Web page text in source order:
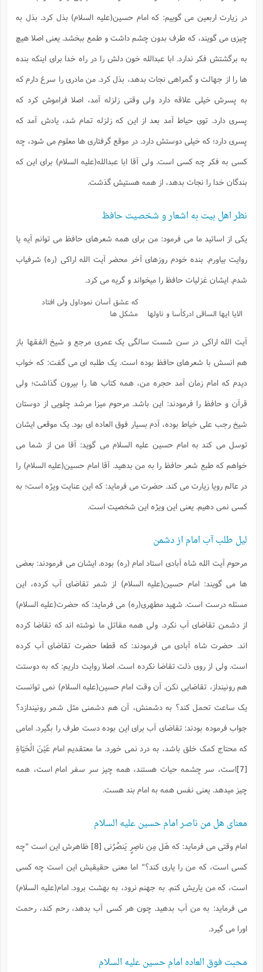
در زیارت اربعین می گوییم: که امام حسین(علیه السلام) بذل کرد. بذل به
چیزی می گویند، که طرف بدون چشم داشت و طمع ببخشد. یعنی اصلا هیچ
به برگشتش فکر ندارد. ابا عبدالله خون دلش را در راه خدا برای اینکه بنده
ها را از جهالت و گمراهی نجات بدهد، بذل کرد. من مادری را سرغ دارم که
به پسرش خیلی علاقه دارد ولی وقتی زلزله آمد، اصلا فراموش کرد که
پسری دارد. توی حیاط آمد بعد از این که زلزله تمام شد، یادش آمد که
پسری دارد؛ که خیلی دوستش دارد. در موقع گرفتاری ها معلوم می شود، چه
کسی به فکر چه کسی است. ولی آقا ابا عبدالله(علیه السلام) برای این که
بندگان خدا را نجات بدهد، از همه هستیش گذشت.
نظر اهل بیت به اشعار و شخصیت حافظ
یکی از اساتید ما می فرمود: من برای همه شعرهای حافظ می توانم آیه یا
روایت بیاورم. بنده خودم روزهای آخر محضر آیت الله اراکی (ره) شرفیاب
شدم. ایشان غزلیات حافظ را میخواند و گریه می کرد.
الایا ایها الساقی ادرکأسا و ناولها
که عشق آسان نموداول ولی افتاد
مشکل ها
آیت الله اراکی در سن شست سالگی یک عمری مرجع و شیخ الفقها باز
هم انسش با شعرهای حافظ بوده است. یک طلبه ای می گفت: که خواب
دیدم که امام زمان آمد حجره من، همه کتاب ها را بیرون گذاشت؛ ولی
قرآن و حافظ را فرمودند: این باشد. مرحوم میزا مرشد چلویی از دوستان
شیخ رجب علی خیاط بوده، آدم بسیار فوق العاده ای بود. یک موقعی ایشان
توسل می کند به امام حسین علیه السلام می گوید: آقا من از شما می
خواهم که طبع شعر حافظ را به من بدهید. آقا امام حسین(علیه السلام) را
در عالم رویا زیارت می کند. حضرت می فرماید: که این عنایت ویژه است؛ به
کسی نمی دهیم. یعنی این ویژه این شخصیت است.
لیل طلب آب امام از دشمن
مرحوم آیت الله شاه آبادی استاد امام (ره) بوده. ایشان می فرمودند: بعضی
ها می گویند: امام حسین(علیه السلام) از شمر تقاضای آب کرده، این
مسئله درست است. شهید مطهری(ره) می فرماید: که حضرت(علیه السلام)
از دشمن تقاضای آب نکرد. ولی همه مقاتل ما نوشته اند که تقاضا کرده
اند. حضرت شاه آبادی می فرمودند: که قطعا حضرت تقاضای آب کرده
است. ولی از روی ذلت تقاضا نکرده است. اصلا روایت داریم: که به دوستت
هم رونینداز، تقاضایی نکن. آن وقت امام حسین(علیه السلام) نمی توانست
یک ساعت تحمل کند؟ به دشمنش، آن هم دشمنی مثل شمر رونیندازد؟
جواب فرموده بودند: تقاضای آب برای این بوده دست طرف را بگیرد. امامی
که محتاج کمک خلق باشد، به درد نمی خورد. ما معتقدیم امامعَيْنَ الْحَيَاةِ
است، سر چشمه حیات هستند، همه چیز سر سفر امام است، همه
چیز میدهد. یعنی نفس همه به امام بند هست.
معنای هل من ناصر امام حسین علیه السلام
امام وقتی می فرماید:که هَل مِن ناصِرٍ يَنصُرُنى[8]
ظاهرش این است "چه
کسی است، که من را یاری کند؟" اما معنی حقیقیش این است چه کسی
است، که من یاریش کنم. به جهنم نرود، به بهشت برود. امام(علیه السلام)
می فرماید: به من آب بدهید. چون هر کسی آب بدهد، رحم کند، رحمت
اورا می گیرد.
محبت فوق العاده امام حسین علیه السلام